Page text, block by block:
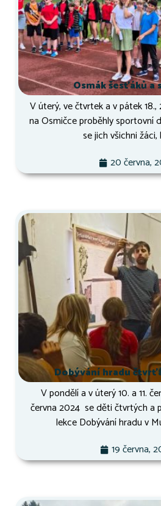
Osmák šesťáků a
V úterý, ve čtvrtek a v pátek 18.,
na Osmičce proběhly sportovní
se jich všichni žáci,
20 června,
Dobývání hradu
V pondělí a v úterý 10. a 11.
června 2024 se děti čtvrtých a
lekce Dobývání hradu v
19 června,